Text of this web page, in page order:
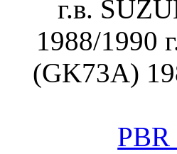
г.в.
1988/1990
(GK73A)
PBR